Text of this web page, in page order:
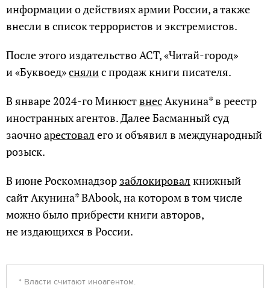
информации о действиях армии России, а также
внесли в список террористов и экстремистов.
После этого издательство АСТ, «Читай-город»
и «Буквоед»снялис продаж книги писателя.
В январе 2024-го МинюствнесАкунина* в реестр
иностранных агентов. Далее Басманный суд
заочноарестовал его и объявил в международный
розыск.
В июне Роскомнадзор заблокировал книжный
сайт Акунина* BAbook, на котором в том числе
можно было прибрести книги авторов,
не издающихся в России.
* Власти считают иноагентом.